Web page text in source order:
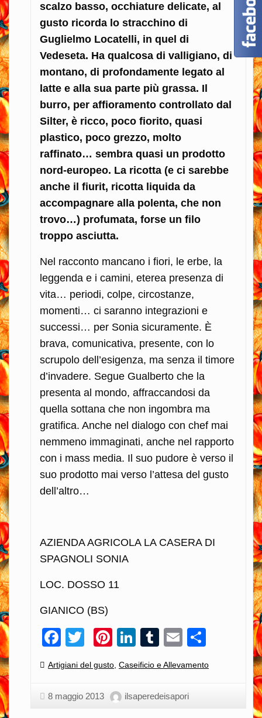
scalzo basso, occhiature delicate, al
gusto ricorda lo stracchino di
Guglielmo Locatelli, in quel di
Vedeseta. Ha qualcosa di valligiano, di
montano, di profondamente legato al
latte e alla sua parte più grassa. Il
burro, per affioramento controllato dal
Silter, è ricco, poco fiorito, quasi
plastico, poco grezzo, molto
raffinato… sembra quasi un prodotto
nord-europeo. La ricotta (e ci sarebbe
anche il fiurit, ricotta liquida da
accompagnare alla polenta, che non
trovo…) profumata, forse un filo
troppo asciutta.
Nel racconto mancano i fiori, le erbe, la
leggenda e i camini, eterea presenza di
vita… periodi, colpe, circostanze,
momenti… ci saranno integrazioni e
successi… per Sonia sicuramente. È
brava, comunicativa, presente, con lo
scrupolo dell’esigenza, ma senza il timore
d’invadere. Segue Gualberto che la
presenta al mondo, affraccandosi da
quella sottana che non ingombra ma
gratifica. Anche nel dialogo con chef mai
nemmeno immaginati, anche nel rapporto
con i mass media. Il suo pudore è verso il
suo prodotto mai verso l’attesa del gusto
dell’altro…
AZIENDA AGRICOLA LA CASERA DI
SPAGNOLI SONIA
LOC. DOSSO 11
GIANICO (BS)
Facebook
TwitterPinterest
LinkedIn
Tumblr
Email
Categories:
Artigiani del gusto, Caseificio e Allevamento
8 maggio 2013 ilsaperedeisapori